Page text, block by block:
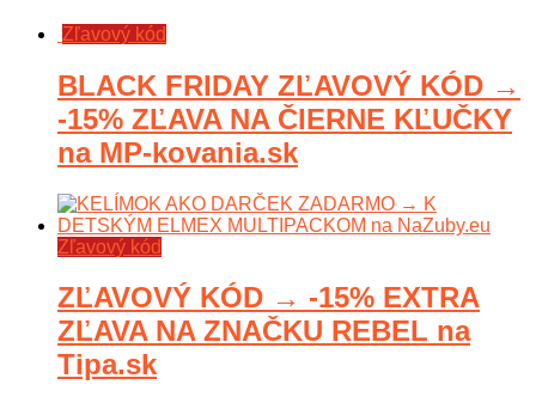
Zľavový kód
BLACK FRIDAY ZĽAVOVÝ KÓD →
-15% ZĽAVA NA ČIERNE KĽUČKY
na MP-kovania.sk
Zľavový kód
ZĽAVOVÝ KÓD → -15% EXTRA
ZĽAVA NA ZNAČKU REBEL na
Tipa.sk